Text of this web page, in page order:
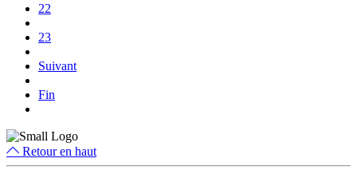
22
23
Suivant
Fin
Retour en haut